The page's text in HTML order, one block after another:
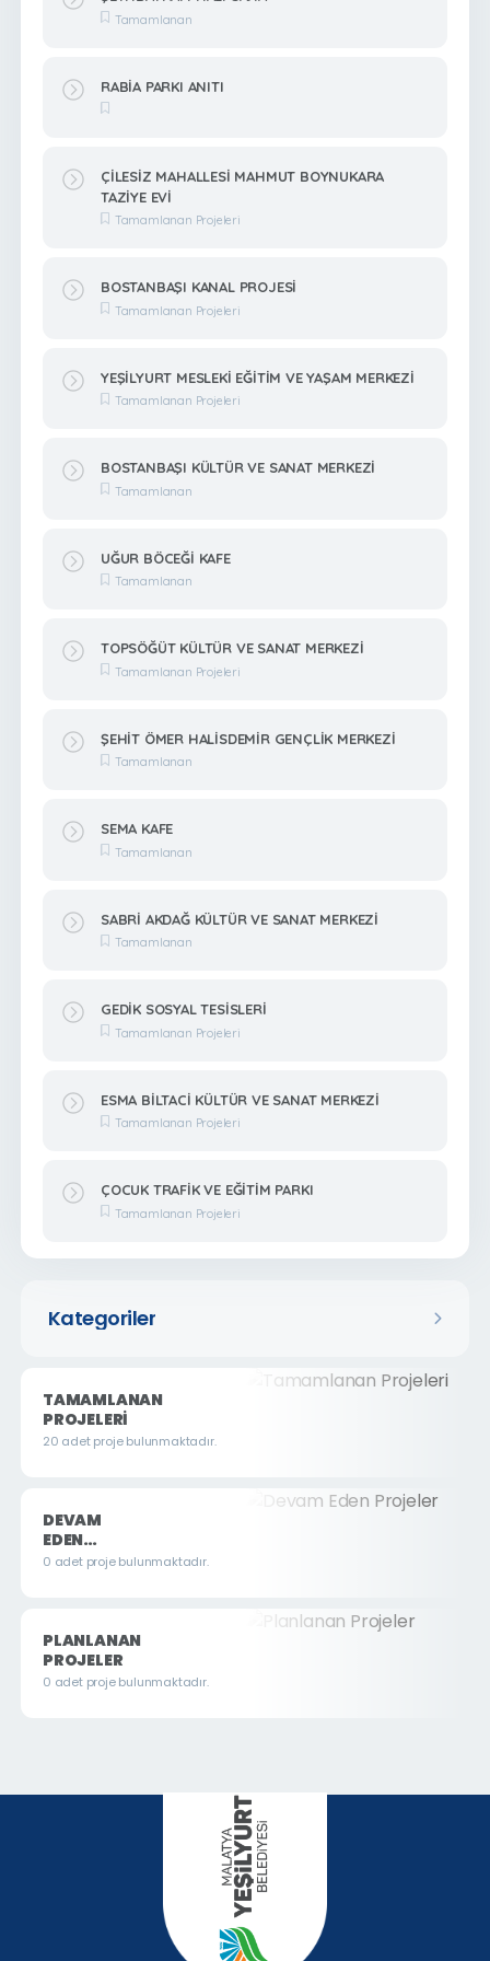
Kategoriler
TAMAMLANAN
PROJELERI
20 adet proje bulunmaktadır.
DEVAM
EDEN
PROJELER
0 adet proje bulunmaktadır.
PLANLANAN
PROJELER
0 adet proje bulunmaktadır.
Tamamlanan
RABİA PARKI ANITI
ÇİLESİZ MAHALLESİ MAHMUT BOYNUKARA
TAZİYE EVİ
Tamamlanan Projeleri
BOSTANBAŞI KANAL PROJESİ
Tamamlanan Projeleri
YEŞİLYURT MESLEKİ EĞİTİM VE YAŞAM MERKEZİ
Tamamlanan Projeleri
BOSTANBAŞI KÜLTÜR VE SANAT MERKEZİ
Tamamlanan
UĞUR BÖCEĞİ KAFE
Tamamlanan
TOPSÖĞÜT KÜLTÜR VE SANAT MERKEZİ
Tamamlanan Projeleri
ŞEHİT ÖMER HALİSDEMİR GENÇLİK MERKEZİ
Tamamlanan
SEMA KAFE
Tamamlanan
SABRİ AKDAĞ KÜLTÜR VE SANAT MERKEZİ
Tamamlanan
GEDİK SOSYAL TESİSLERİ
Tamamlanan Projeleri
ESMA BİLTACİ KÜLTÜR VE SANAT MERKEZİ
Tamamlanan Projeleri
ÇOCUK TRAFİK VE EĞİTİM PARKI
Tamamlanan Projeleri